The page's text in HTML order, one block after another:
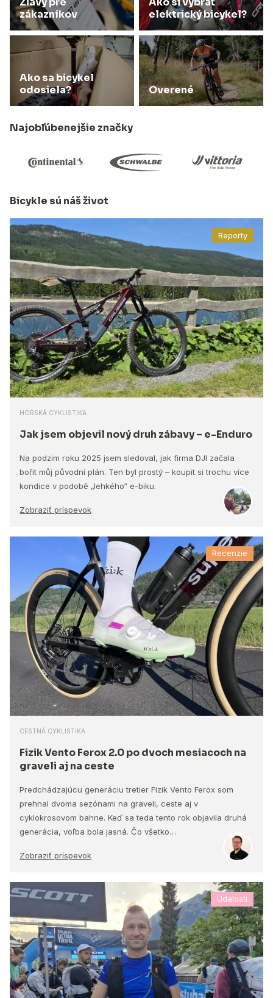
zákazníkov
elektrický bicykel?
Ako sa bicykel
odosiela?
Overené
Najobľúbenejšie značky
Bicykle sú náš život
Reporty
HORSKÁ CYKLISTIKA
Jak jsem objevil nový druh zábavy – e-Enduro
Na podzim roku 2025 jsem sledoval, jak firma DJI začala
bořit můj původní plán. Ten byl prostý – koupit si trochu více
kondice v podobě „lehkého“ e-biku.
Zobraziť príspevok
Recenzie
CESTNÁ CYKLISTIKA
Fizik Vento Ferox 2.0 po dvoch mesiacoch na
graveli aj na ceste
Predchádzajúcu generáciu tretier Fizik Vento Ferox som
prehnal dvoma sezónami na graveli, ceste aj v
cyklokrosovom bahne. Keď sa teda tento rok objavila druhá
generácia, voľba bola jasná. Čo všetko…
Zobraziť príspevok
Udalosti